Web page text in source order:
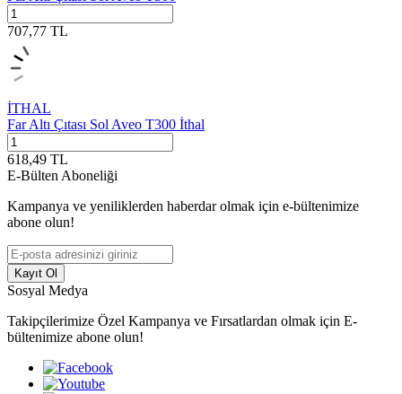
707,77 TL
İTHAL
Far Altı Çıtası Sol Aveo T300 İthal
618,49 TL
E-Bülten Aboneliği
Kampanya ve yeniliklerden haberdar olmak için e-bültenimize
abone olun!
Kayıt Ol
Sosyal Medya
Takipçilerimize Özel Kampanya ve Fırsatlardan olmak için E-
bültenimize abone olun!